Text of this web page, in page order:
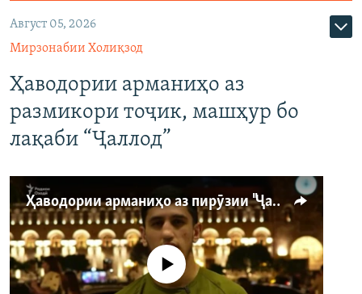
Август 05, 2026
Мирзонабии Холиқзод
Ҳаводории арманиҳо аз
размикори тоҷик, машҳур бо
лақаби “Ҷаллод”
Ҳаводории арманиҳо аз пирӯзии "Ҷаллод"-и тоҷик
Феълан кор намекунад